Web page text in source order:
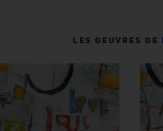
LES OEUVRES DE